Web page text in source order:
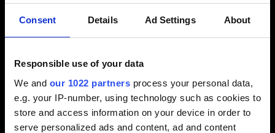
Consent Details Ad Settings About
Responsible use of your data
We and our 1022 partners process your personal data,
e.g. your IP-number, using technology such as cookies to
store and access information on your device in order to
serve personalized ads and content, ad and content
Atmosfera altamente professionale, basata sulla
stima reciproca e sulla solidarietà
Impegno a livello sociale e comunitario